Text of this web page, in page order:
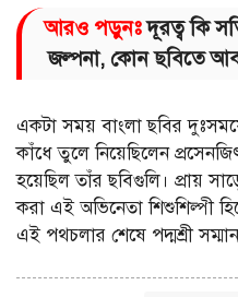
আরও পড়ুনঃদূরত্ব কি
জল্পনা, কোন ছবিতে
একটা সময় বাংলা ছবির দুঃসময়ে
কাঁধে তুলে নিয়েছিলেন
হয়েছিল তাঁর ছবিগুলি। প্রায়
করা এই অভিনেতা শিশুশিল্পী
এই পথচলার শেষে পদ্মশ্রী